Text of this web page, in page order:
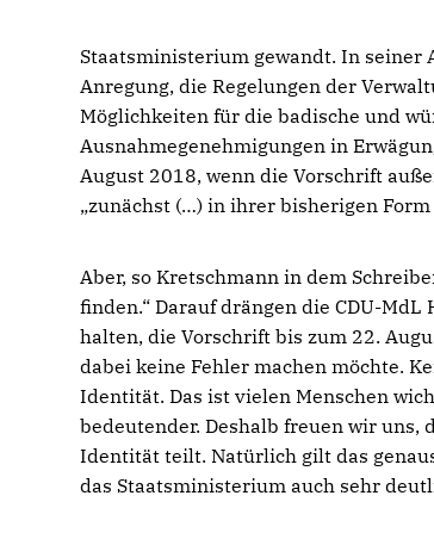
Staatsministerium gewandt. In
Anregung, die Regelungen der
Möglichkeiten für die badische und
Ausnahmegenehmigungen in
August 2018, wenn die Vorschrift
zunächst (…) in ihrer bisherigen Form
Aber, so Kretschmann in dem
finden.“ Darauf drängen die CDU-
halten, die Vorschrift bis zum 22.
dabei keine Fehler machen möchte.
Identität. Das ist vielen Menschen
bedeutender. Deshalb freuen wir
Identität teilt. Natürlich gilt das
das Staatsministerium auch sehr